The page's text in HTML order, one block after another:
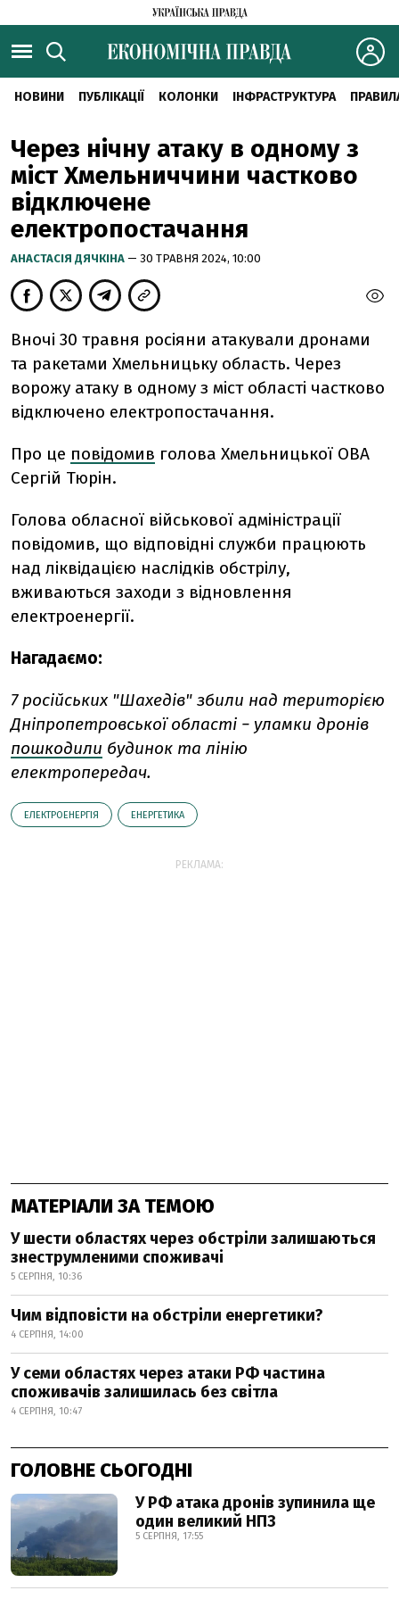
НОВИНИ ПУБЛІКАЦІЇ КОЛОНКИ ІНФРАСТРУКТУРА
Через нічну атаку в одному з
міст Хмельниччини частково
відключене
електропостачання
АНАСТАСІЯ ДЯЧКІНА — 30 ТРАВНЯ 2024, 10:00
Вночі 30 травня росіяни атакували дронами
та ракетами Хмельницьку область. Через
ворожу атаку в одному з міст області частково
відключено електропостачання.
Про це повідомив голова Хмельницької ОВА
Сергій Тюрін.
Голова обласної військової адміністрації
повідомив, що відповідні служби працюють
над ліквідацією наслідків обстрілу,
вживаються заходи з відновлення
електроенергії.
Нагадаємо:
7 російських "Шахедів" збили над територією
Дніпропетровської області − уламки дронів
пошкодили будинок та лінію
електропередач.
ЕЛЕКТРОЕНЕРГІЯ ЕНЕРГЕТИКА
РЕКЛАМА:
МАТЕРІАЛИ ЗА ТЕМОЮ
У шести областях через обстріли залишаються
знеструмленими споживачі
5 СЕРПНЯ, 10:36
Чим відповісти на обстріли енергетики?
4 СЕРПНЯ, 14:00
У семи областях через атаки РФ частина
споживачів залишилась без світла
4 СЕРПНЯ, 10:47
ГОЛОВНЕ СЬОГОДНІ
У РФ атака дронів зупинила ще
один великий НПЗ
5 СЕРПНЯ, 17:55